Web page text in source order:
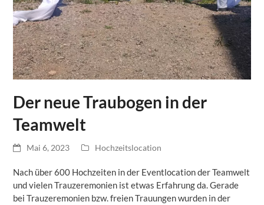
Der neue Traubogen in der
Teamwelt
Mai 6, 2023 Hochzeitslocation
Nach über 600 Hochzeiten in der Eventlocation der Teamwelt
und vielen Trauzeremonien ist etwas Erfahrung da. Gerade
bei Trauzeremonien bzw. freien Trauungen wurden in der